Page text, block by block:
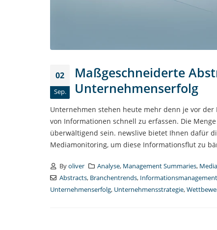
02
Sep.
Maßgeschneiderte
Unternehmenserfolg
Unternehmen stehen heute mehr denn je vor
von Informationen schnell zu erfassen. Die
überwältigend sein. newslive bietet Ihnen dafür
Mediamonitoring, um diese Informationsflut zu
Byoliver Analyse, Management Summaries,
Abstracts, Branchentrends, Informationsmanagement
Unternehmenserfolg, Unternehmensstrategie,